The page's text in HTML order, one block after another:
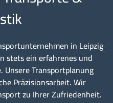
in Leipzig
stets ein erfahrenes und
Unsere Transportplanung
Präzisionsarbeit. Wir
zu Ihrer Zufriedenheit.